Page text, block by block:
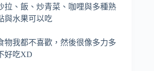
拉、飯、炒青菜、咖哩與多種熟
與水果可以吃
物我都不喜歡，然後很像多力多
好吃XD